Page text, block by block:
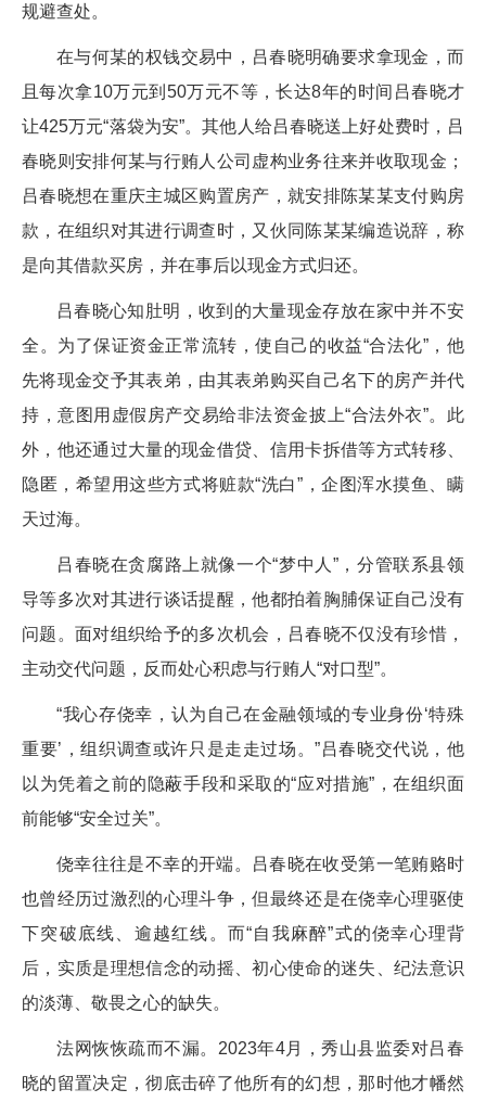
规避查处。
在与何某的权钱交易中，吕春晓明确要求拿现金，而
且每次拿10万元到50万元不等，长达8年的时间吕春晓才
让425万元“落袋为安”。其他人给吕春晓送上好处费时，吕
春晓则安排何某与行贿人公司虚构业务往来并收取现金；
吕春晓想在重庆主城区购置房产，就安排陈某某支付购房
款，在组织对其进行调查时，又伙同陈某某编造说辞，称
是向其借款买房，并在事后以现金方式归还。
吕春晓心知肚明，收到的大量现金存放在家中并不安
全。为了保证资金正常流转，使自己的收益“合法化”，他
先将现金交予其表弟，由其表弟购买自己名下的房产并代
持，意图用虚假房产交易给非法资金披上“合法外衣”。此
外，他还通过大量的现金借贷、信用卡拆借等方式转移、
隐匿，希望用这些方式将赃款“洗白”，企图浑水摸鱼、瞒
天过海。
吕春晓在贪腐路上就像一个“梦中人”，分管联系县领
导等多次对其进行谈话提醒，他都拍着胸脯保证自己没有
问题。面对组织给予的多次机会，吕春晓不仅没有珍惜，
主动交代问题，反而处心积虑与行贿人“对口型”。
“我心存侥幸，认为自己在金融领域的专业身份‘特殊
重要’，组织调查或许只是走走过场。”吕春晓交代说，他
以为凭着之前的隐蔽手段和采取的“应对措施”，在组织面
前能够“安全过关”。
侥幸往往是不幸的开端。吕春晓在收受第一笔贿赂时
也曾经历过激烈的心理斗争，但最终还是在侥幸心理驱使
下突破底线、逾越红线。而“自我麻醉”式的侥幸心理背
后，实质是理想信念的动摇、初心使命的迷失、纪法意识
的淡薄、敬畏之心的缺失。
法网恢恢疏而不漏。2023年4月，秀山县监委对吕春
晓的留置决定，彻底击碎了他所有的幻想，那时他才幡然